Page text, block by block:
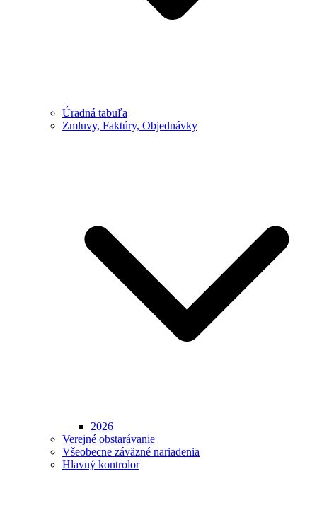
Úradná tabuľa
Zmluvy, Faktúry, Objednávky
2026
Verejné obstarávanie
Všeobecne záväzné nariadenia
Hlavný kontrolor